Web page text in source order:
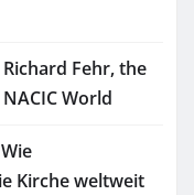
Fehr, the
World
Kirche weltweit